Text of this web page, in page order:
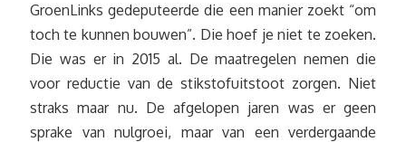
GroenLinks gedeputeerde die een manier zoekt “om
toch te kunnen bouwen”. Die hoef je niet te zoeken.
Die was er in 2015 al. De maatregelen nemen die
voor reductie van de stikstofuitstoot zorgen. Niet
straks maar nu. De afgelopen jaren was er geen
sprake van nulgroei, maar van een verdergaande